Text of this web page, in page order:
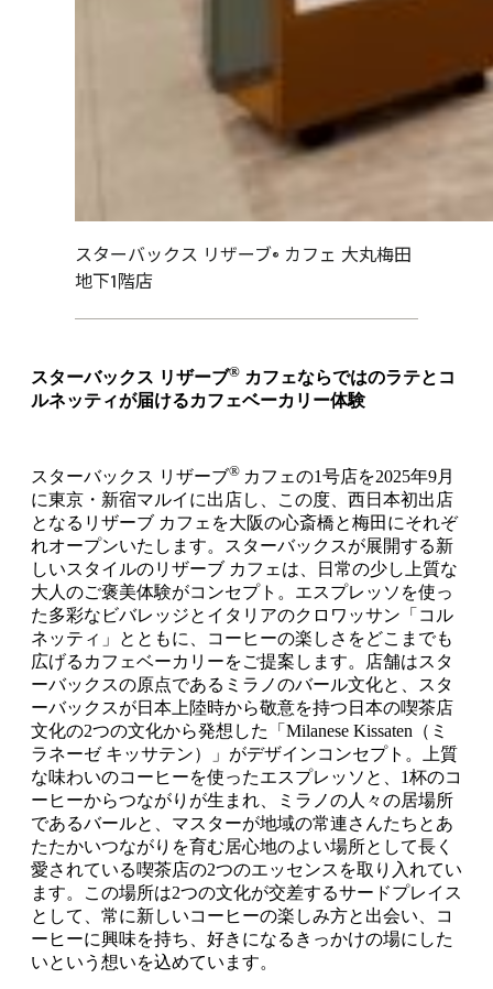
スターバックス リザーブ® カフェ 大丸梅田
地下1階店
スターバックス リザーブ® カフェならではのラテとコ
ルネッティが届けるカフェベーカリー体験
スターバックス リザーブ® カフェの1号店を2025年9月
に東京・新宿マルイに出店し、この度、西日本初出店
となるリザーブ カフェを大阪の心斎橋と梅田にそれぞ
れオープンいたします。スターバックスが展開する新
しいスタイルのリザーブ カフェは、日常の少し上質な
大人のご褒美体験がコンセプト。エスプレッソを使っ
た多彩なビバレッジとイタリアのクロワッサン「コル
ネッティ」とともに、コーヒーの楽しさをどこまでも
広げるカフェベーカリーをご提案します。店舗はスタ
ーバックスの原点であるミラノのバール文化と、スタ
ーバックスが日本上陸時から敬意を持つ日本の喫茶店
文化の2つの文化から発想した「Milanese Kissaten（ミ
ラネーゼ キッサテン）」がデザインコンセプト。上質
な味わいのコーヒーを使ったエスプレッソと、1杯のコ
ーヒーからつながりが生まれ、ミラノの人々の居場所
であるバールと、マスターが地域の常連さんたちとあ
たたかいつながりを育む居心地のよい場所として長く
愛されている喫茶店の2つのエッセンスを取り入れてい
ます。この場所は2つの文化が交差するサードプレイス
として、常に新しいコーヒーの楽しみ方と出会い、コ
ーヒーに興味を持ち、好きになるきっかけの場にした
いという想いを込めています。